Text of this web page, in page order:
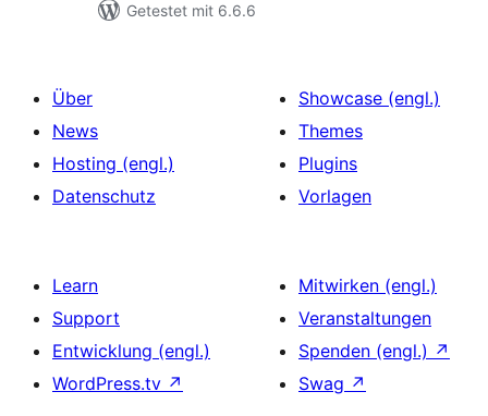
Getestet mit 6.6.6
Über
News
Hosting (engl.)
Datenschutz
Showcase (engl.)
Themes
Plugins
Vorlagen
Learn
Support
Entwicklung (engl.)
WordPress.tv ↗
Mitwirken (engl.)
Veranstaltungen
Spenden (engl.) ↗
Swag ↗